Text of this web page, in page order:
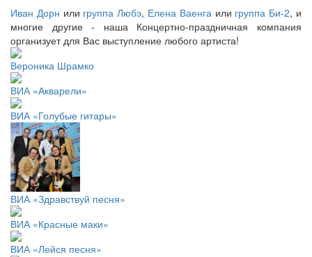
Иван Дорн или группа Любэ, Елена Ваенгаили группа Би-2, и
многие другие - наша Концертно-праздничная компания
организует для Вас выступление любого артиста!
Вероника Шрамко
ВИА «Акварели»
ВИА «Голубые гитары»
ВИА «Здравствуй песня»
ВИА «Красные маки»
ВИА «Лейся песня»